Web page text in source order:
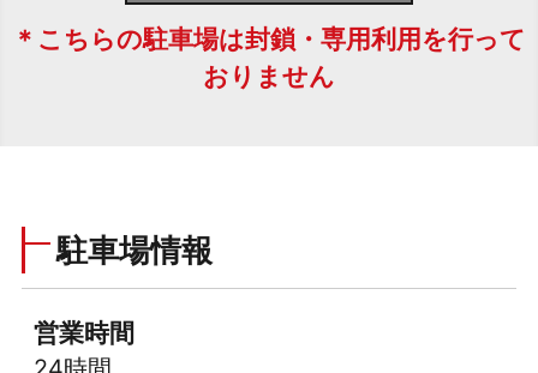
＊こちらの駐車場は封鎖・専用利用を行って
おりません
駐車場情報
営業時間